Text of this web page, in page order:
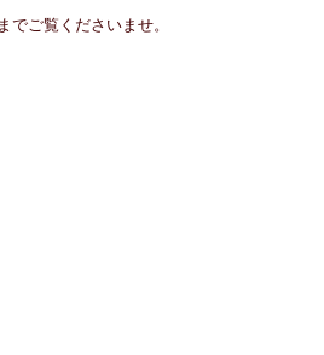
ご覧くださいませ。